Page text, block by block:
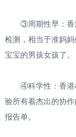
③周期性早：香港
检测，相当于准妈
宝宝的男孩女孩了。
④科学性：香港柏
验所有着杰出的协
报告单。